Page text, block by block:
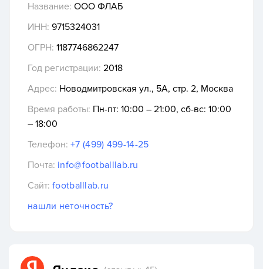
Название: ООО ФЛАБ
ИНН: 9715324031
ОГРН: 1187746862247
Год регистрации: 2018
Адрес: Новодмитровская ул., 5А, стр. 2, Москва
Время работы: Пн-пт: 10:00 – 21:00, сб-вс: 10:00
– 18:00
Телефон: +7 (499) 499-14-25
Почта: info@footballlab.ru
Сайт: footballlab.ru
нашли неточность?